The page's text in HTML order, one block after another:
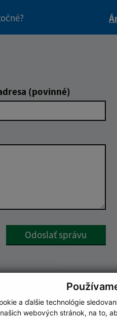
a ďalšie technológie
webových stránok, na to,
(povinné)
Odoslať správu